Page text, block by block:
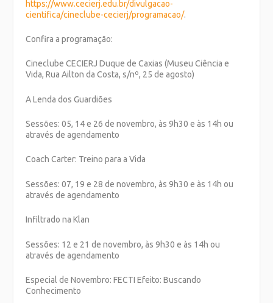
https://www.cecierj.edu.br/divulgacao-
cientifica/cineclube-cecierj/programacao/.
Confira a programação:
Cineclube CECIERJ Duque de Caxias (Museu Ciência e
Vida, Rua Ailton da Costa, s/nº, 25 de agosto)
A Lenda dos Guardiões
Sessões: 05, 14 e 26 de novembro, às 9h30 e às 14h ou
através de agendamento
Coach Carter: Treino para a Vida
Sessões: 07, 19 e 28 de novembro, às 9h30 e às 14h ou
através de agendamento
Infiltrado na Klan
Sessões: 12 e 21 de novembro, às 9h30 e às 14h ou
através de agendamento
Especial de Novembro: FECTI Efeito: Buscando
Conhecimento